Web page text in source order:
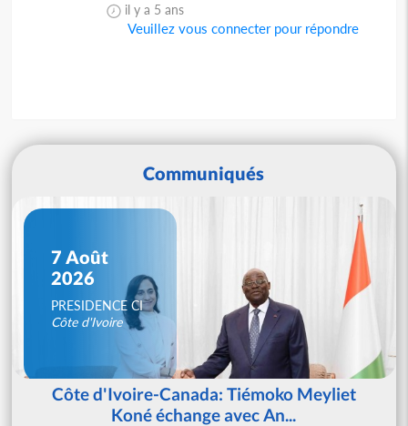
il y a 5 ans
Veuillez vous connecter pour répondre
Communiqués
7 Août
2026
PRESIDENCE CI
Côte d'Ivoire
Côte d'Ivoire-Canada: Tiémoko Meyliet
Koné échange avec An...